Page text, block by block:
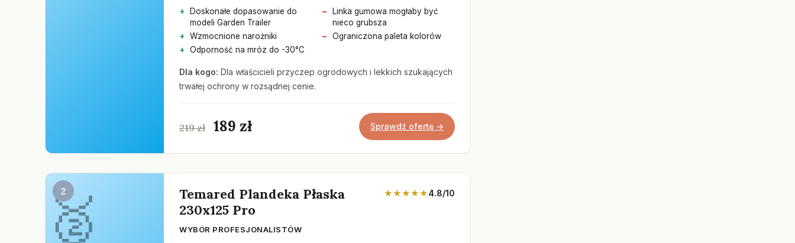
Doskonałe dopasowanie do
modeli Garden Trailer
Wzmocnione narożniki
Odporność na mróz do -30°C
Linka gumowa mogłaby być
nieco grubsza
Ograniczona paleta kolorów
Dla kogo: Dla właścicieli przyczep ogrodowych i lekkich szukających
trwałej ochrony w rozsądnej cenie.
219 zł 189 zł Sprawdź ofertę →
2
Temared Plandeka Płaska
230x125 Pro
★★★★★4.8/10
WYBÓR PROFESJONALISTÓW